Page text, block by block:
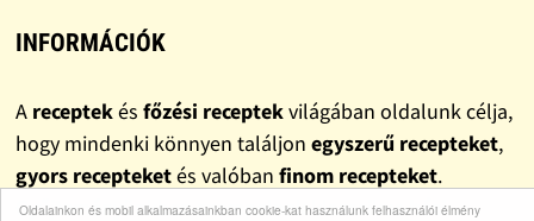
Oldalainkon és mobil alkalmazásainkban cookie-kat használunk felhasználói élmény
INFORMÁCIÓK
A receptekés főzési receptekvilágában oldalunk célja,
hogy mindenki könnyen találjon egyszerű recepteket,
gyors recepteketés valóban finom recepteket.
Gyűjteményünkben szerepelnek klasszikusházi